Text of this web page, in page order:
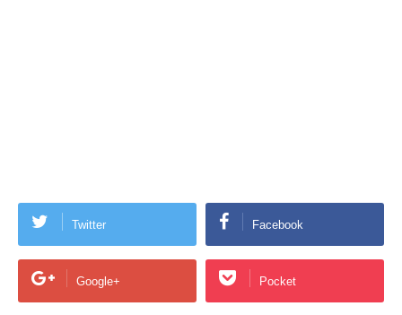
Twitter Facebook
Google+ Pocket